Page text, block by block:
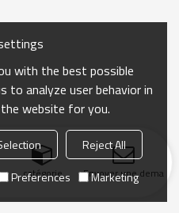
catégorie Envoyer une
with the best possible
to analyze user behavior in
website for you.
Reject All
Preferences Marketing